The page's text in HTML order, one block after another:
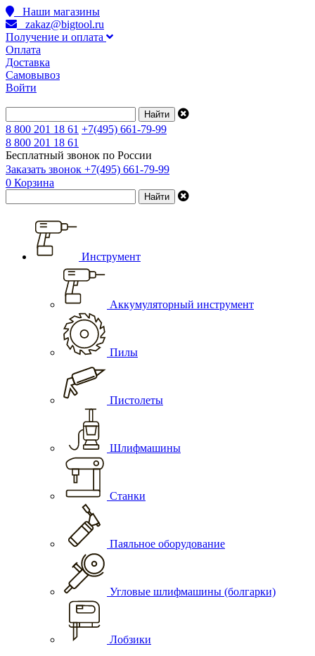
Наши магазины
zakaz@bigtool.ru
Получение и оплата
Оплата
Доставка
Самовывоз
Войти
8 800 201 18 61 +7(495) 661-79-99
8 800 201 18 61
Бесплатный звонок по России
Заказать звонок +7(495) 661-79-99
0 Корзина
Инструмент
Аккумуляторный инструмент
Пилы
Пистолеты
Шлифмашины
Станки
Паяльное оборудование
Угловые шлифмашины (болгарки)
Лобзики